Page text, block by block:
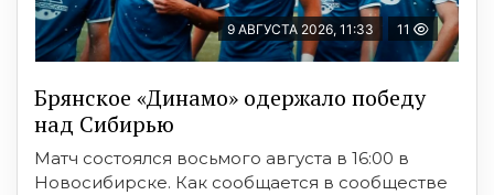
9 АВГУСТА 2026, 11:33 11
Брянское «Динамо» одержало победу
над Сибирью
Матч состоялся восьмого августа в 16:00 в
Новосибирске. Как сообщается в сообществе